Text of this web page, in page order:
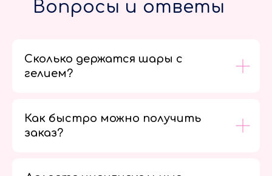
Вопросы и ответы
Сколько держатся шары с
гелием?
Как быстро можно получить
заказ?